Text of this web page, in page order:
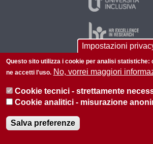
© 2026 Università di Padova - Tutti i diritti
P.I. 00742430283 C.F.
Informazioni su questo sito
Impostazioni
Questo sito utilizza i cookie per analisi statistiche:
ne accetti l'uso. No, vorrei maggiori
Cookie tecnici - strettamente
Cookie analitici - misurazione
Salva preferenze